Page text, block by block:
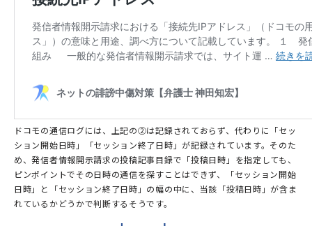
ドコモの通信ログには、上記の②は記録されておらず、代わりに「セッ
ション開始日時」「セッション終了日時」が記録されています。そのた
め、発信者情報開示請求の投稿記事目録で「投稿日時」を指定しても、
ピンポイントでその日時の通信を探すことはできず、「セッション開始
日時」と「セッション終了日時」の幅の中に、当該「投稿日時」が含ま
れているかどうかで判断するそうです。